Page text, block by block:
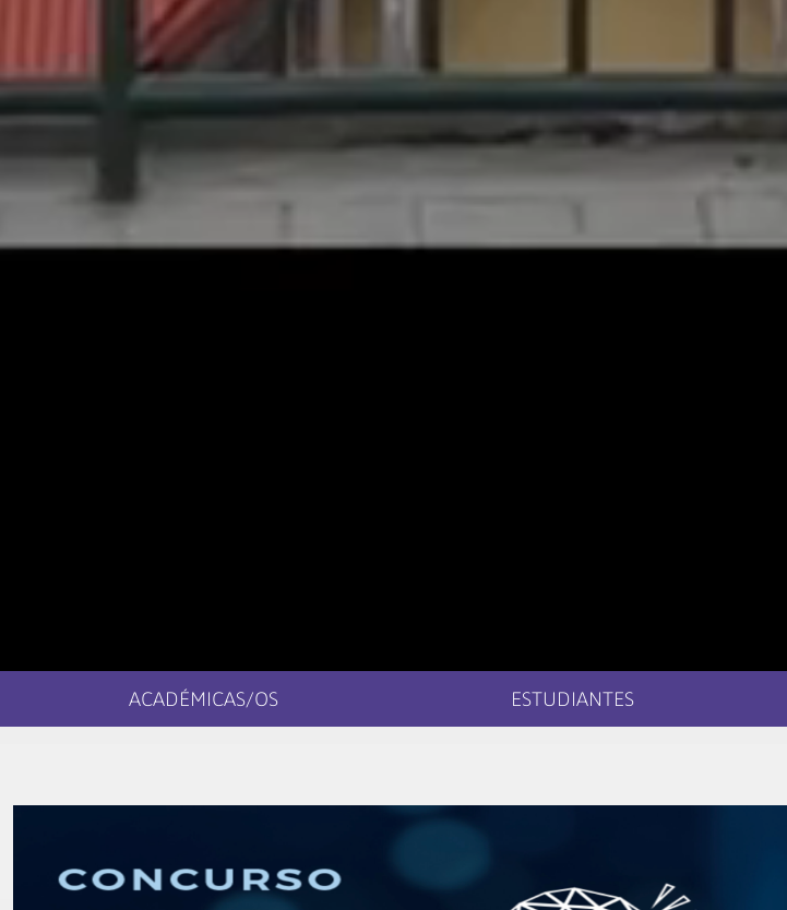
ACADÉMICAS/OS ESTUDIANTES